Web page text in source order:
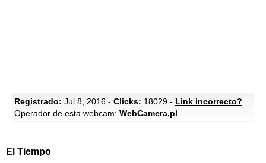
Registrado: Jul 8, 2016 - Clicks: 18029 - Link incorrecto?
Operador de esta webcam: WebCamera.pl
El Tiempo